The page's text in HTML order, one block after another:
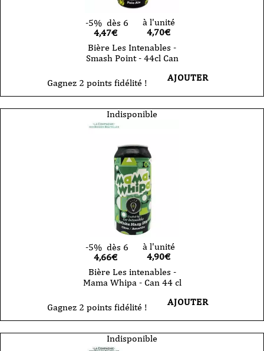
-5% dès 6
4,47€
à l'unité
4,70€
Bière Les Intenables -
Smash Point - 44cl Can
Gagnez 2 points fidélité ! AJOUTER
Indisponible
-5% dès 6
4,66€
à l'unité
4,90€
Bière Les intenables -
Mama Whipa - Can 44 cl
Gagnez 2 points fidélité ! AJOUTER
Indisponible